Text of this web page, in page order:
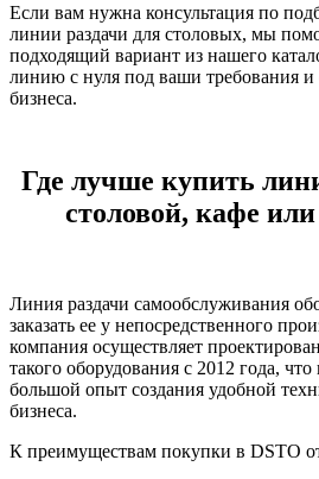
Если вам нужна консультация по
линии раздачи для столовых, мы
подходящий вариант из нашего
линию с нуля под ваши требования и
бизнеса.
Где лучше купить
столовой, кафе
Линия раздачи самообслуживания
заказать ее у непосредственного
компания осуществляет
такого оборудования с 2012 года,
большой опыт создания удобной
бизнеса.
К преимуществам покупки в DSTO